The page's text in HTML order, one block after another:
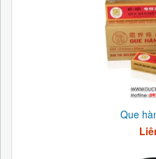
Que